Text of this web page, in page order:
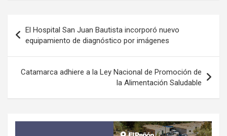
de
entradas
El Hospital San Juan Bautista incorporó nuevo
equipamiento de diagnóstico por imágenes
Catamarca adhiere a la Ley Nacional de Promoción de
la Alimentación Saludable